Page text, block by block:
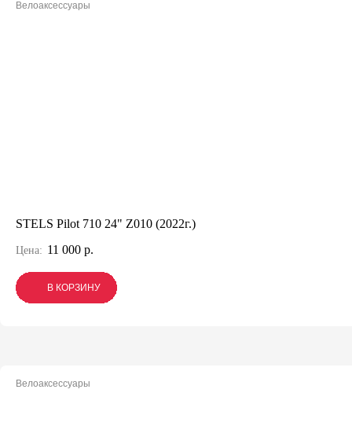
Велоаксессуары
STELS Pilot 710 24" Z010 (2022г.)
Цена: 11 000 р.
В КОРЗИНУ
В КОРЗИНУ
В КОРЗИНУ
Велоаксессуары